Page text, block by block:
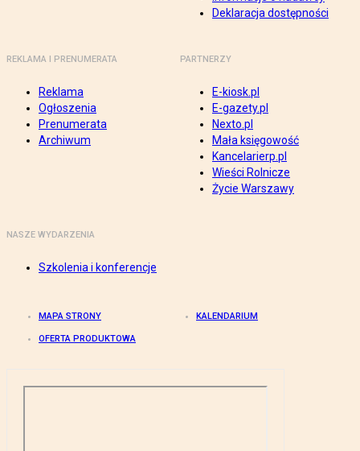
Deklaracja dostępności
REKLAMA I PRENUMERATA
Reklama
Ogłoszenia
Prenumerata
Archiwum
PARTNERZY
E-kiosk.pl
E-gazety.pl
Nexto.pl
Mała księgowość
Kancelarierp.pl
Wieści Rolnicze
Życie Warszawy
NASZE WYDARZENIA
Szkolenia i konferencje
MAPA STRONY KALENDARIUM
OFERTA PRODUKTOWA